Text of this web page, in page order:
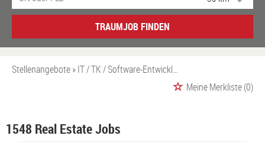
TRAUMJOB FINDEN
Stellenangebote IT / TK / Software-Entwicklung
Meine Merkliste(0)
1548 Real Estate Jobs